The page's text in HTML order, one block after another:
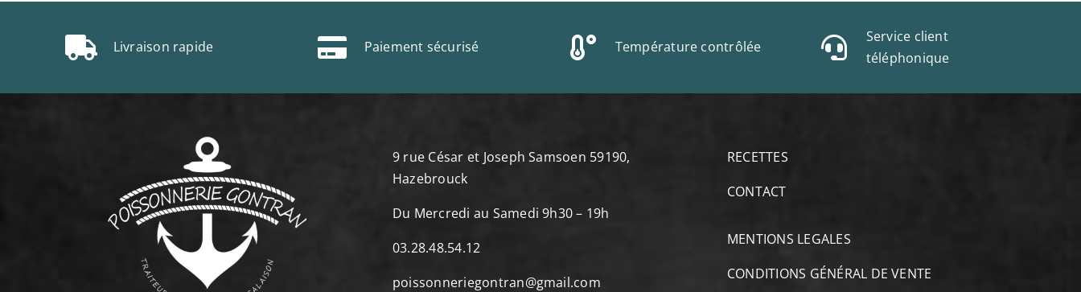
Livraison rapide Paiement sécurisé Température contrôlée
Service client
téléphonique
9 rue César et Joseph Samsoen 59190,
Hazebrouck
Du Mercredi au Samedi 9h30 – 19h
03.28.48.54.12
poissonneriegontran@gmail.com
RECETTES
CONTACT
MENTIONS LEGALES
CONDITIONS GÉNÉRAL DE VENTE